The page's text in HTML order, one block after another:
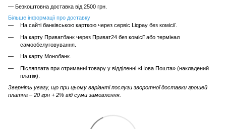
— Безкоштовна доставка від 2500 грн.
Більше інформації про доставку
На сайті банківською карткою через сервіс Liqpay без комісії.
На карту Приватбанк через Приват24 без комісії або термінал
самообслуговування.
На карту Монобанк.
Післяплата при отриманні товару у відділенні «Нова Пошта» (накладений
платіж).
Зверніть увагу, що при цьому варіанті послуги зворотної доставки грошей
платна – 20 грн + 2% від суми замовлення.